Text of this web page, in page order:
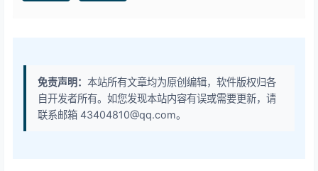
免责声明： 本站所有文章均为原创编辑，软件版权归各
自开发者所有。如您发现本站内容有误或需要更新，请
联系邮箱 43404810@qq.com。